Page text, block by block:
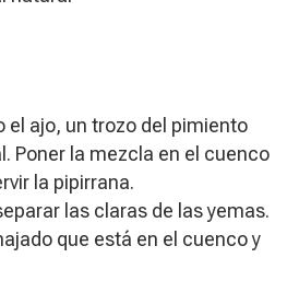
el ajo, un trozo del pimiento
Poner la mezcla en el cuenco
la pipirrana.
las claras de las yemas.
que está en el cuenco y